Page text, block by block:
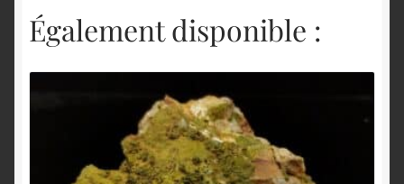
Également disponible :